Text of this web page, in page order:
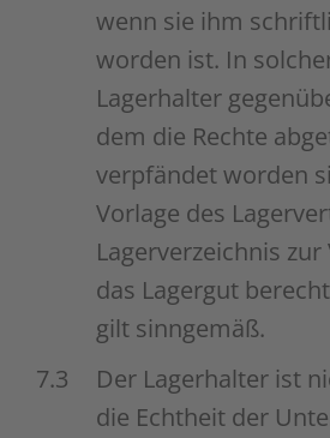
wenn sie ihm
worden ist. In
Lagerhalter
dem die Rechte
verpfändet worden
Vorlage des
Lagerverzeichnis
das Lagergut
gilt sinngemäß.
7.3
Der Lagerhalter ist
die Echtheit der